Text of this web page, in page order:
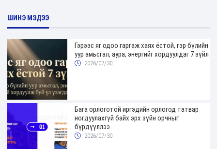
ШИНЭ МЭДЭЭ
Гэрээс яг одоо гаргаж хаях ёстой, гэр бүлийн
уур амьсгал, аура, энергийг хордуулдаг 7 зүйл
2026/07/30
Бага орлоготой иргэдийн орлогод татвар
ногдуулахгүй байх эрх зүйн орчныг
бүрдүүллээ
2026/07/30